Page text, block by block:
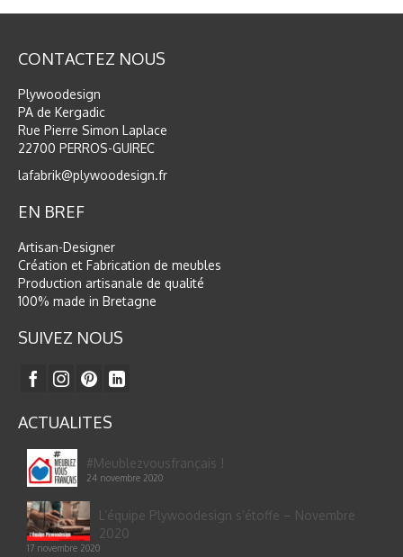
CONTACTEZ NOUS
Plywoodesign
PA de Kergadic
Rue Pierre Simon Laplace
22700 PERROS-GUIREC
lafabrik@plywoodesign.fr
EN BREF
Artisan-Designer
Création et Fabrication de meubles
Production artisanale de qualité
100% made in Bretagne
SUIVEZ NOUS
ACTUALITES
#Meublezvousfrançais !
24 novembre 2020
L’équipe Plywoodesign s’étoffe – Novembre
2020
17 novembre 2020